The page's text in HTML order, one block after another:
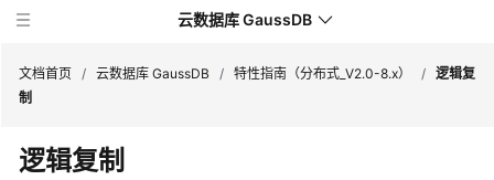
云数据库 GaussDB
最
新
文档首页 / 云数据库 GaussDB / 特性指南（分布式_V2.0-8.x） / 逻辑复
制
逻辑复制